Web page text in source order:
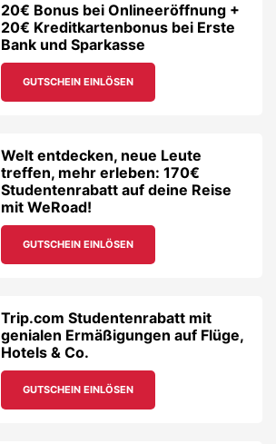
20€ Bonus bei Onlineeröffnung +
20€ Kreditkartenbonus bei Erste
Bank und Sparkasse
GUTSCHEIN EINLÖSEN
Welt entdecken, neue Leute
treffen, mehr erleben: 170€
Studentenrabatt auf deine Reise
mit WeRoad!
GUTSCHEIN EINLÖSEN
Trip.com Studentenrabatt mit
genialen Ermäßigungen auf Flüge,
Hotels & Co.
GUTSCHEIN EINLÖSEN